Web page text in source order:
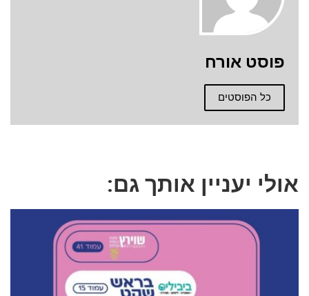
פוסט אורח
כל הפוסטים
אולי יעניין אותך גם: